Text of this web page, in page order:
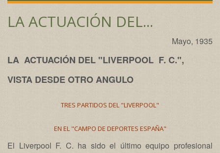
LA ACTUACIÓN DEL...
Mayo, 1935
LA ACTUACIÓN DEL "LIVERPOOL F. C.",
VISTA DESDE OTRO ANGULO
TRES PARTIDOS DEL "LIVERPOOL"
EN EL "CAMPO DE DEPORTES ESPAÑA"
El Liverpool F. C. ha sido el último equipo profesional